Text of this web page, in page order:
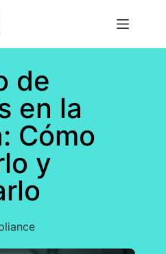
de
en la
Cómo
y